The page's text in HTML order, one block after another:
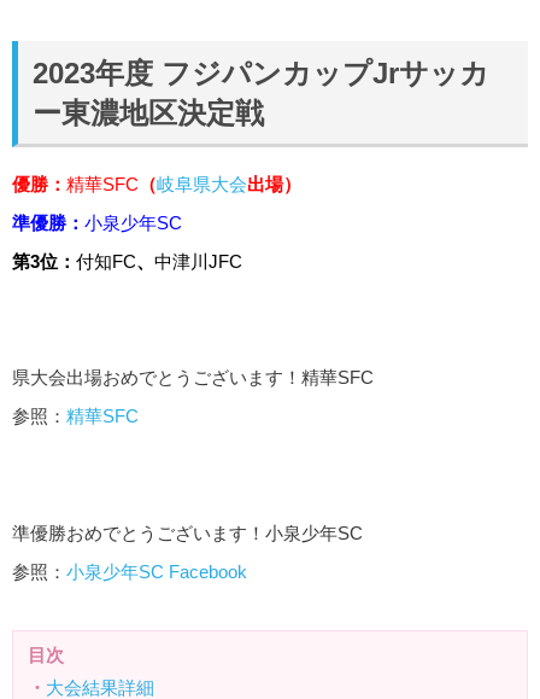
2023年度 フジパンカップJrサッカ
ー東濃地区決定戦
優勝： 精華SFC （岐阜県大会出場）
準優勝： 小泉少年SC
第3位： 付知FC、 中津川JFC
県大会出場おめでとうございます！精華SFC
参照： 精華SFC
準優勝おめでとうございます！小泉少年SC
参照： 小泉少年SC Facebook
目次
・ 大会結果詳細